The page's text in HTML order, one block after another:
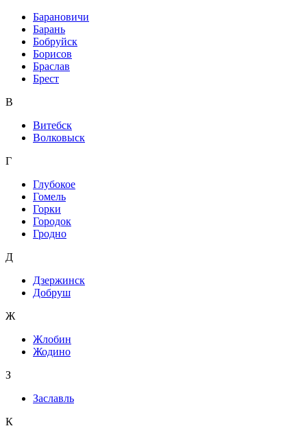
Барановичи
Барань
Бобруйск
Борисов
Браслав
Брест
В
Витебск
Волковыск
Г
Глубокое
Гомель
Горки
Городок
Гродно
Д
Дзержинск
Добруш
Ж
Жлобин
Жодино
З
Заславль
К